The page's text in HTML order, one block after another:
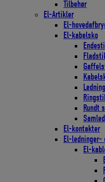
Tilbehør
El-Artikler
El-
El-kabelsko
Rundt
El-kontakter
El-ledninger-
El-